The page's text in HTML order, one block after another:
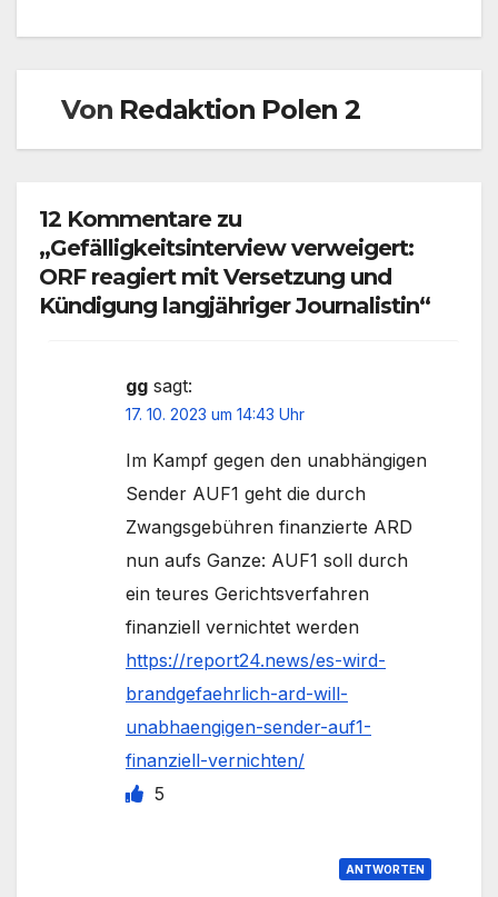
Von Redaktion Polen 2
12 Kommentare zu
„Gefälligkeitsinterview verweigert:
ORF reagiert mit Versetzung und
Kündigung langjähriger Journalistin“
gg sagt:
17. 10. 2023 um 14:43 Uhr
Im Kampf gegen den unabhängigen
Sender AUF1 geht die durch
Zwangsgebühren finanzierte ARD
nun aufs Ganze: AUF1 soll durch
ein teures Gerichtsverfahren
finanziell vernichtet werden
https://report24.news/es-wird-
brandgefaehrlich-ard-will-
unabhaengigen-sender-auf1-
finanziell-vernichten/
5
ANTWORTEN